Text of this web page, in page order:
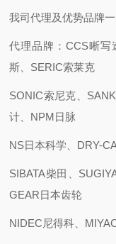
我司代理及优势品牌一
代理品牌：CCS晰写
斯、SERIC索莱克
SONIC索尼克、
计、NPM日脉
NS日本科学、DRY-
SIBATA柴田、
GEAR日本齿轮
NIDEC尼得科、